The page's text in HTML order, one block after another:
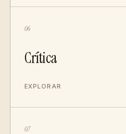
06
Crítica
EXPLORAR
07